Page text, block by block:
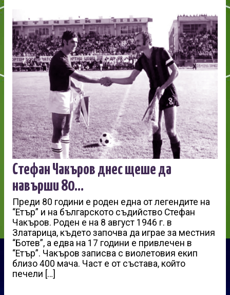
Стефан Чакъров днес щеше да
навърши 80…
Преди 80 години е роден една от легендите на
“Етър” и на българското съдийство Стефан
Чакъров. Роден е на 8 август 1946 г. в
Златарица, където започва да играе за местния
“Ботев”, а едва на 17 години е привлечен в
“Етър”. Чакъров записва с виолетовия екип
близо 400 мача. Част е от състава, който
печели […]